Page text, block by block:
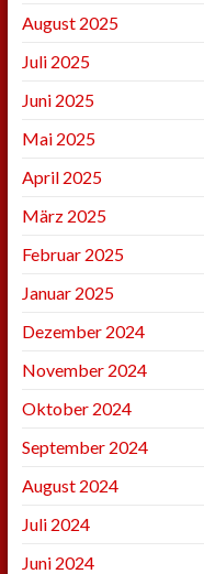
August 2025
Juli 2025
Juni 2025
Mai 2025
April 2025
März 2025
Februar 2025
Januar 2025
Dezember 2024
November 2024
Oktober 2024
September 2024
August 2024
Juli 2024
Juni 2024